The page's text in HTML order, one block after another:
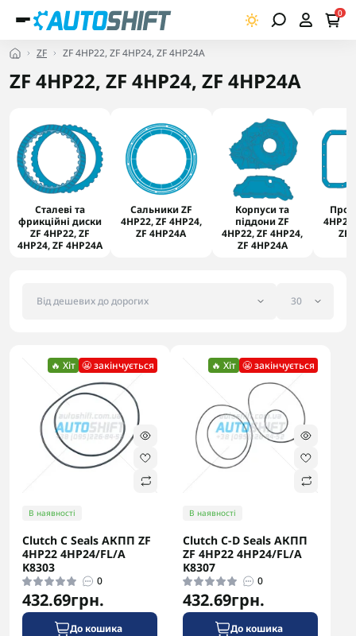
0
ZF ZF 4HP22, ZF 4HP24, ZF 4HP24A
ZF 4HP22, ZF 4HP24, ZF 4HP24A
Сталеві та
фрикційні диски
ZF 4HP22, ZF
4HP24, ZF 4HP24A
Сальники ZF
4HP22, ZF 4HP24,
ZF 4HP24A
Корпуси та
піддони ZF
4HP22, ZF 4HP24,
ZF 4HP24A
ZF
🔥 Хіт 😬 закінчується
В наявності
Clutch C Seals АКПП ZF
4HP22 4HP24/FL/A
K8303
0
432.69грн.
До кошика
🔥 Хіт 😬 закінчується
В наявності
Clutch C-D Seals АКПП
ZF 4HP22 4HP24/FL/A
K8307
0
432.69грн.
До кошика